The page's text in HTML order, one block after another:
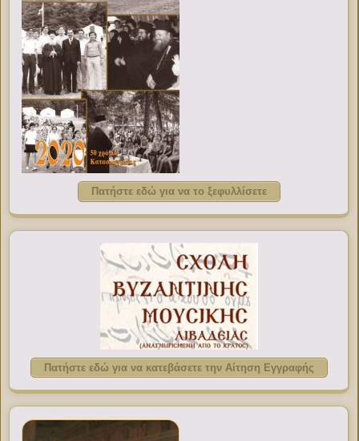
Πατήστε εδώ για να το ξεφυλλίσετε
Πατήστε εδώ για να κατεβάσετε την Αίτηση Εγγραφής